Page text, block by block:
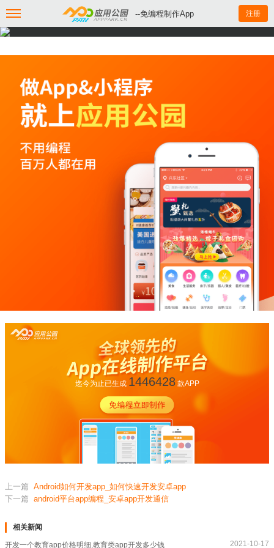
--免编程制作App 注册
迄今为止已生成 1446428款APP
上一篇 Android如何开发app_如何快速开发安卓app
下一篇 android平台app编程_安卓app开发通信
相关新闻
开发一个教育app价格明细,教育类app开发多少钱 2021-10-17